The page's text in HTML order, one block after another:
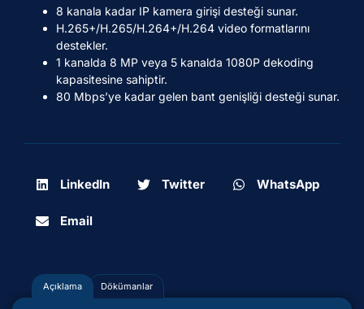
8 kanala kadar IP kamera girişi desteği sunar.
H.265+/H.265/H.264+/H.264 video formatlarını
destekler.
1 kanalda 8 MP veya 5 kanalda 1080P dekoding
kapasitesine sahiptir.
80 Mbps’ye kadar gelen bant genişliği desteği sunar.
LinkedIn Twitter WhatsApp
Email
Açıklama Dökümanlar